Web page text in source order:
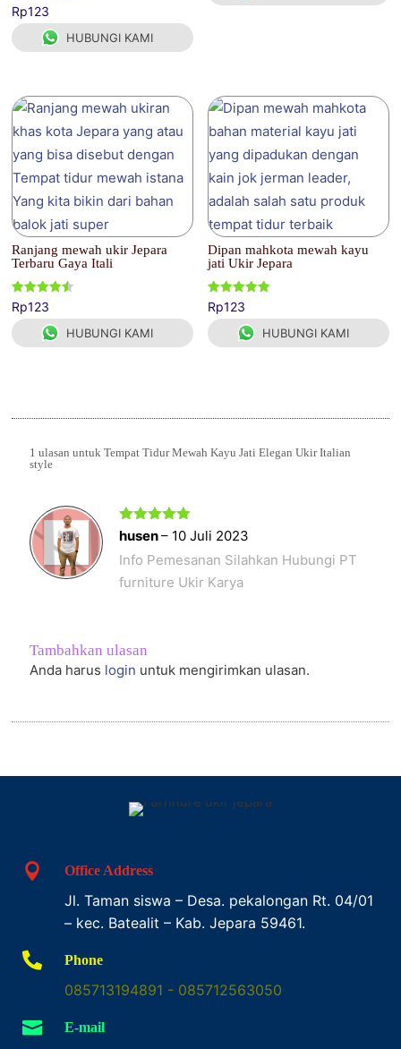
Dinilai
5.00
dari 5
Rp123
HUBUNGI KAMI
Ranjang mewah ukir Jepara
Terbaru Gaya Itali
Dinilai
4.50
dari 5
Rp123
HUBUNGI KAMI
Dipan mahkota mewah kayu
jati Ukir Jepara
Dinilai
5.00
dari 5
Rp123
HUBUNGI KAMI
1 ulasan untukTempat Tidur Mewah Kayu Jati Elegan Ukir Italian
style
Dinilai5
dari 5
husen– 10 Juli 2023
Info Pemesanan Silahkan Hubungi PT
furniture Ukir Karya
Tambahkan ulasan
Anda harus login untuk mengirimkan ulasan.
 Office Address
Jl. Taman siswa – Desa. pekalongan Rt. 04/01
– kec. Batealit – Kab. Jepara 59461.
 Phone
085713194891 - 085712563050
 E-mail